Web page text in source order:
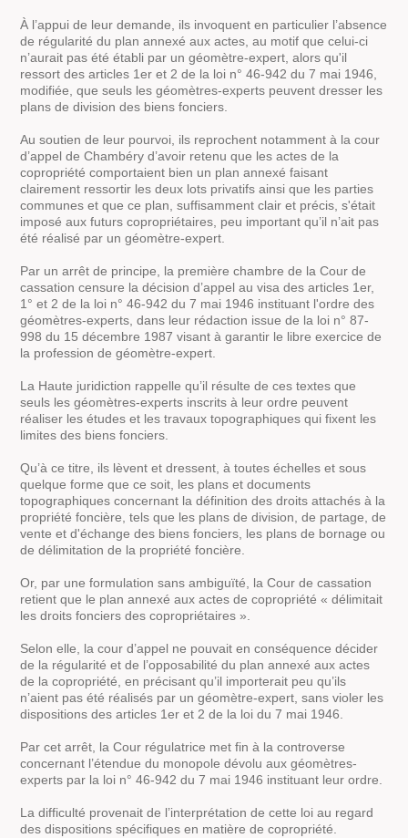
À l’appui de leur demande, ils invoquent en particulier l’absence
de régularité du plan annexé aux actes, au motif que celui-ci
n’aurait pas été établi par un géomètre-expert, alors qu'il
ressort des articles 1er et 2 de la loi n° 46-942 du 7 mai 1946,
modifiée, que seuls les géomètres-experts peuvent dresser les
plans de division des biens fonciers.
Au soutien de leur pourvoi, ils reprochent notamment à la cour
d’appel de Chambéry d’avoir retenu que les actes de la
copropriété comportaient bien un plan annexé faisant
clairement ressortir les deux lots privatifs ainsi que les parties
communes et que ce plan, suffisamment clair et précis, s'était
imposé aux futurs copropriétaires, peu important qu’il n’ait pas
été réalisé par un géomètre-expert.
Par un arrêt de principe, la première chambre de la Cour de
cassation censure la décision d’appel au visa des articles 1er,
1° et 2 de la loi n° 46-942 du 7 mai 1946 instituant l'ordre des
géomètres-experts, dans leur rédaction issue de la loi n° 87-
998 du 15 décembre 1987 visant à garantir le libre exercice de
la profession de géomètre-expert.
La Haute juridiction rappelle qu’il résulte de ces textes que
seuls les géomètres-experts inscrits à leur ordre peuvent
réaliser les études et les travaux topographiques qui fixent les
limites des biens fonciers.
Qu’à ce titre, ils lèvent et dressent, à toutes échelles et sous
quelque forme que ce soit, les plans et documents
topographiques concernant la définition des droits attachés à la
propriété foncière, tels que les plans de division, de partage, de
vente et d'échange des biens fonciers, les plans de bornage ou
de délimitation de la propriété foncière.
Or, par une formulation sans ambiguïté, la Cour de cassation
retient que le plan annexé aux actes de copropriété « délimitait
les droits fonciers des copropriétaires ».
Selon elle, la cour d’appel ne pouvait en conséquence décider
de la régularité et de l’opposabilité du plan annexé aux actes
de la copropriété, en précisant qu’il importerait peu qu’ils
n’aient pas été réalisés par un géomètre-expert, sans violer les
dispositions des articles 1er et 2 de la loi du 7 mai 1946.
Par cet arrêt, la Cour régulatrice met fin à la controverse
concernant l’étendue du monopole dévolu aux géomètres-
experts par la loi n° 46-942 du 7 mai 1946 instituant leur ordre.
La difficulté provenait de l’interprétation de cette loi au regard
des dispositions spécifiques en matière de copropriété.